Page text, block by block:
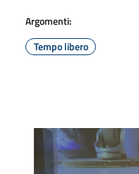
Argomenti:
Tempo libero